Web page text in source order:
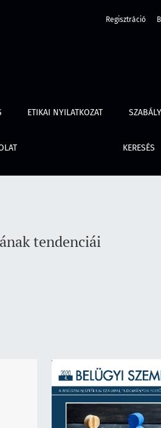
ETIKAI NYILATKOZAT
KERESÉS
Regisztráció
tendenciái